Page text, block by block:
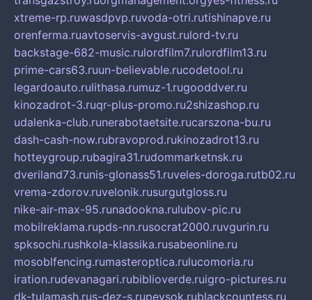
xtreme-rp.ruwasdpvp.ruvoda-otri.rutishinapve.ru
orenferma.ruavtoservis-avgust.rulord-tv.ru
backstage-682-music.rulordfilm7.rulordfilm13.ru
prime-cars63.ruun-believable.rucodetool.ru
legardoauto.rulithasa.rumuz-1.rugooddver.ru
kinozadrot-3.ruqr-plus-promo.ru2shizashop.ru
udalenka-club.runerabotaetsite.rucarszona-bu.ru
dash-cash-now.rubravoprod.rukinozadrot13.ru
hotteygroup.rubagira31.rudommarketnsk.ru
dveriland73.runis-glonass51.ruveles-doroga.rutb02.ru
vrema-zdorov.ruvelonik.rusurgutgloss.ru
nike-air-max-95.runadookna.rulubov-pic.ru
mobilreklama.rupds-nn.rusocrat2000.ruvgurin.ru
spksochi.rushkola-klassika.rusabeonline.ru
mosoblfencing.rumasteroptica.rulucomoria.ru
iration.rudevanagari.rubiblioverde.ruigro-pictures.ru
dk-tulamash.rus-dez-s.rupeysok.rublackcountess.ru